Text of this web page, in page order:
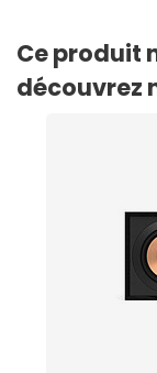
Ce produit
découvrez